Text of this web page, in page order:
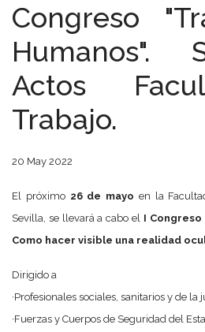
Congreso
Humanos".
Actos
Trabajo.
20 May 2022
El próximo 26 de mayo en la
Sevilla, se llevará a cabo el I Congreso
Como hacer visible una realidad
Dirigido a
·Profesionales sociales, sanitarios y de la
·Fuerzas y Cuerpos de Seguridad del